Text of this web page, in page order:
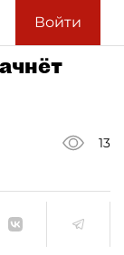
Войти
13